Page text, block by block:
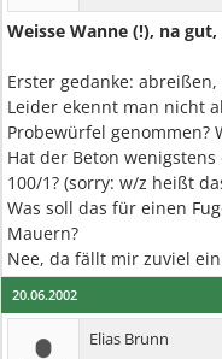
Weisse Wanne (!), na
Erster gedanke:
Leider ekennt man nicht
Probewürfel
Hat der Beton
100/1? (sorry: w/z heißt
Was soll das für einen
Mauern?
Nee, da fällt mir zuviel
20.06.2002
Elias Brunn